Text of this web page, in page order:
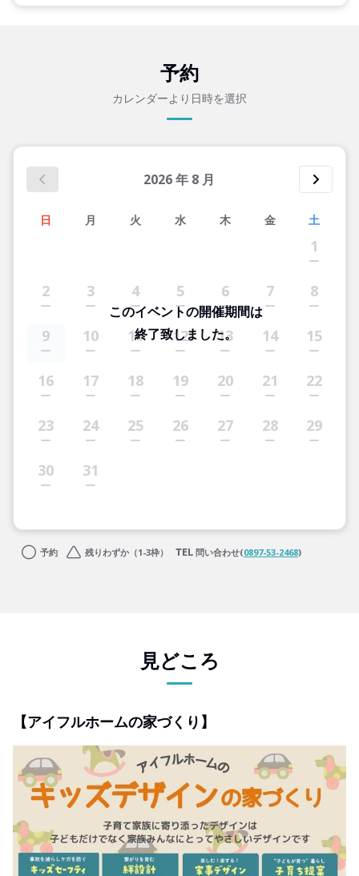
予約
カレンダーより日時を選択
2026年 8 月
日 月 火 水 木 金 土
1
2 3 4 5 6 7 8
9 10 11 12 13 14 15
16 17 18 19 20 21 22
23 24 25 26 27 28 29
30 31
このイベントの開催期間は
終了致しました。
予約 残りわずか（1-3枠） 問い合わせ(0897-53-2468)
見どころ
【アイフルホームの家づくり】